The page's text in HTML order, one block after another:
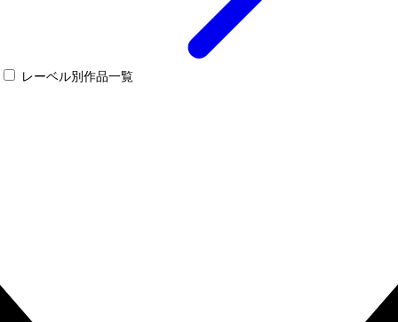
レーベル別作品一覧